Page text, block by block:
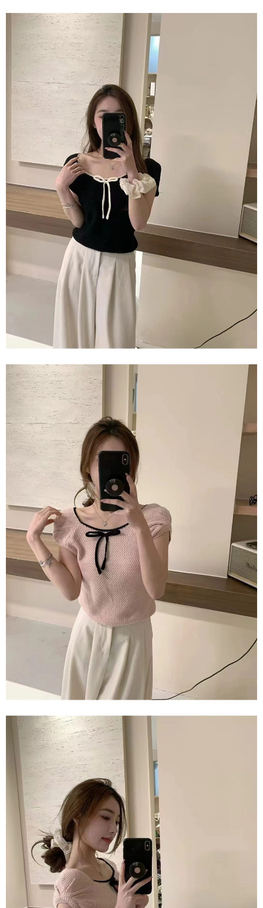
mudah alih boleh segera menggunakan tanpa perlu memohon lagi.
(Hanya untuk nombor langganan peribadi, tidak terbuka untuk syarikat
dan kad prabayar)
2. Pilihan kaedah pembayaran "Pembayaran Ansuran Gogo", selepas
pesanan ditubuhkan, akan secara automatik dialihkan ke proses
transaksi Gogo, selepas pengesahan nombor telefon, pilih bilangan
ansuran yang diingini, tarikh akhir pembayaran, dan setelah
mengesahkan pembayaran, transaksi akan selesai.
3. Jumlah kelulusan sebenar, bilangan ansuran dan jumlah bayaran
adalah berdasarkan halaman pengesahan transaksi seterusnya.
4. Dalam masa 30 minit selepas pesanan ditubuhkan, jika tidak pergi
untuk mengesahkan transaksi atau jika tidak lulus semakan, pesanan
akan dibatalkan secara automatik. Jika terdapat situasi "pindah untuk
semakan khusus" yang tidak lulus, ini menunjukkan bahawa sistem
penilaian tidak mencukupi, tiada penjelasan mengenai kandungan
penilaian boleh diberikan.
【Penerangan Kaedah Pembayaran】
1. Pembayaran ansuran tidak digabungkan dalam bil telekomunikasi,
"Pembayaran Ansuran Gogo" akan menghantar SMS peringatan
pembayaran selepas tarikh penyelesaian bulanan.
2. Melalui pautan SMS untuk membuka bil, anda boleh memilih untuk
membayar melalui "Kod bar kedai serbaneka / Kedai rasmi Taiwan
Mobile / Pemindahan bank / Pembayaran J街口 / iPASS MONEY" dan
【Nota Penting】
1. Perkhidmatan ini disediakan oleh "Taiwan Mobile Co., Ltd." untuk
membolehkan pengguna membeli produk atau perkhidmatan melalui
perkhidmatan ini semasa transaksi, dan kedai akan menyerahkan hak
tuntutan harga jual/beli ansuran kepada syarikat ini untuk membayar bil
menggunakan bil syarikat ini.
"Pembayaran Ansuran Gogo", kedai akan memberikan maklumat peribadi
anda (termasuk nama, telefon atau alamat) kepada Taiwan Mobile untuk
pengumpulan, pemprosesan dan penggunaan, untuk pengesahan,
semakan dan pembetulan data yang diperlukan untuk bil ansuran oleh
Taiwan Mobile.
3. Sila baca syarat perkhidmatan pengguna secara lengkap melalui
pautan berikut: https://oppay.tw/userRule
Sila hubungi NP Taiwan Inc. dics_tw@netprotections.co.jpjika anda
mempunyai sebarang kebimbangan mengenai pemprosesan dan
penggunaan pada data peribadi. Jika anda tidak bersetuju dengan data
peribadi yang disenaraikan seperti di atas akan dikumpul dan digunakan
oleh AFTEE, sila jangan gunakan perkhidmatan ini.